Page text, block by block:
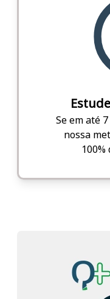
Se em até
nossa